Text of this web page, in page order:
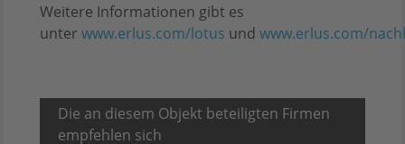
Weitere Informationen gibt es
unter www.erlus.com/lotus und www.erlus.com/
Die an diesem Objekt beteiligten Firmen
empfehlen sich